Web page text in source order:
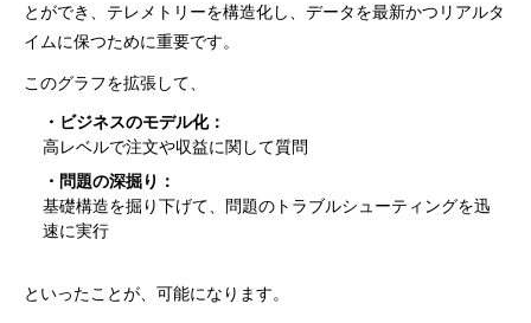
とができ、テレメトリーを構造化し、データを最新かつリアルタ
イムに保つために重要です。
このグラフを拡張して、
・ビジネスのモデル化：
高レベルで注文や収益に関して質問
・問題の深掘り：
基礎構造を掘り下げて、問題のトラブルシューティングを迅
速に実行
といったことが、可能になります。